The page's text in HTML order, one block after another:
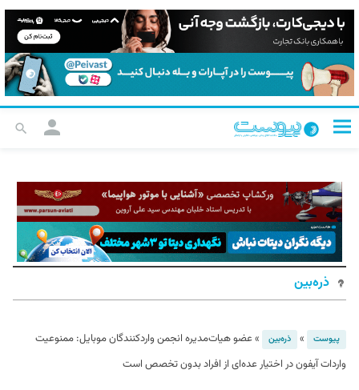
ذره‌بین
پیوست » ذره‌بین »عضو هیات‌مدیره انجمن واردکنندگان موبایل: ممنوعیت
واردات آیفون در اختیار عده‌ای از افراد بدون ‌تخصص است